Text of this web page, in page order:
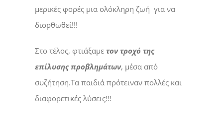
μερικές φορές μια ολόκληρη ζωή για να
διορθωθεί!!!
Στο τέλος, φτιάξαμε τον τροχό της
επίλυσης προβλημάτων, μέσα από
συζήτηση.Τα παιδιά πρότειναν πολλές και
διαφορετικές λύσεις!!!